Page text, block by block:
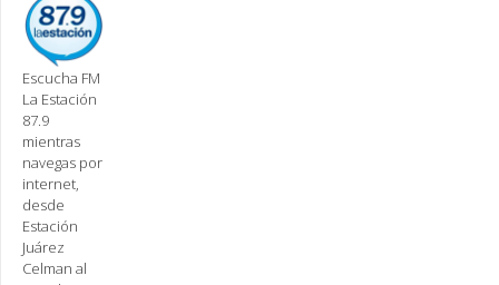
Escucha FM
La Estación
87.9
mientras
navegas por
internet,
desde
Estación
Juárez
Celman al